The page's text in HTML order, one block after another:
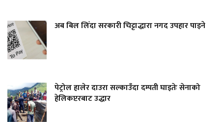
अब बिल लिँदा सरकारी चिट्टाद्धारा नगद उपहार पाइने
पेट्रोल हालेर दाउरा सल्काउँदा दम्पती घाइतेः सेनाको
हेलिकप्टरबाट उद्धार